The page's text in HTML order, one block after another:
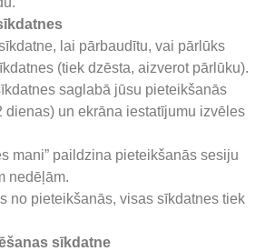
lai pārbaudītu, vai pārlūks
(tiek dzēsta, aizverot pārlūku).
saglabā jūsu pieteikšanās
dienas) un ekrāna iestatījumu izvēles
mani” paildzina pieteikšanās sesiju
nedēļām.
no pieteikšanās, visas sīkdatnes tiek
sīkdatne